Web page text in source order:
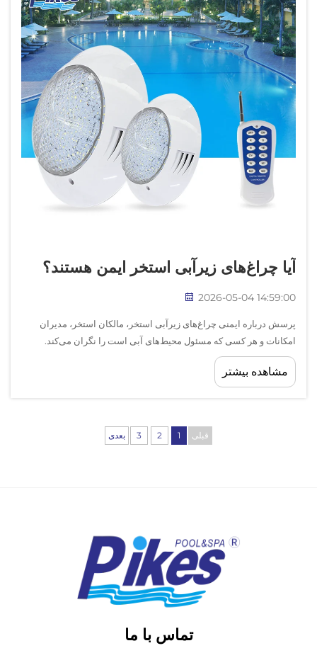
آیا چراغ‌های زیرآبی استخر ایمن هستند؟
2026-05-04 14:59:00
پرسش درباره ایمنی چراغ‌های زیرآبی استخر، مالکان استخر، مدیران
امکانات و هر کسی که مسئول محیط‌های آبی است را نگران می‌کند.
ایمنی متکی بر درک خطرات الکتریکی ذاتی در سیستم‌های روشنایی
غوطه‌ور، طراحی مهندسی مناسب و رعایت استانداردهای ایمنی است...
مشاهده بیشتر
قبلی 1
2
3 بعدی
تماس با ما